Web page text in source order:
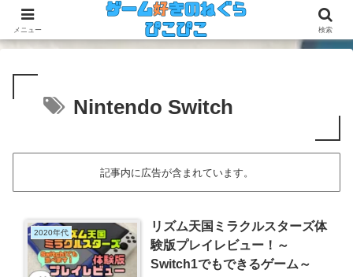
今のゲームも昔のゲームも面白い！
Nintendo Switch
記事内に広告が含まれています。
2020年代
リズム天国ミラクルスターズ体
験版プレイレビュー！～
Switch1でもできるゲーム～
メニュー 検索